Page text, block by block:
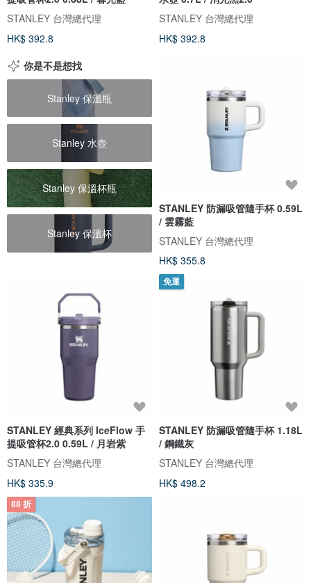
STANLEY 台灣總代理
HK$ 392.8
STANLEY 台灣總代理
HK$ 392.8
你是不是想找
Stanley 保溫瓶
Stanley 水壺
Stanley 保溫杯瓶
Stanley 保溫杯
STANLEY 防漏吸管隨手杯 0.59L
/ 雲霧藍
STANLEY 台灣總代理
HK$ 355.8
STANLEY 經典系列 IceFlow 手
提吸管杯2.0 0.59L / 月岩紫
STANLEY 台灣總代理
HK$ 335.9
免運
STANLEY 防漏吸管隨手杯 1.18L
/ 鋼鐵灰
STANLEY 台灣總代理
HK$ 498.2
88 折